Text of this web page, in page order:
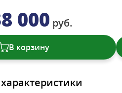
000 руб.
В корзину